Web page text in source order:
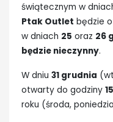
świątecznym w
Ptak Outlet będzie
w dniach 25 oraz 26
będzie nieczynny.
W dniu 31 grudnia
otwarty do godziny 15
roku (środa,